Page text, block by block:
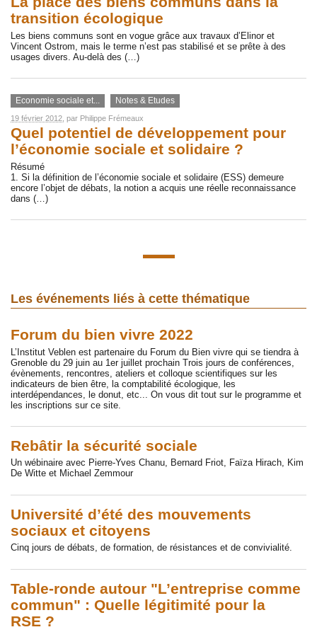
transition écologique
Les biens communs sont en vogue grâce aux travaux d’Elinor et
Vincent Ostrom, mais le terme n’est pas stabilisé et se prête à des
usages divers. Au-delà des (…)
Economie sociale et... Notes & Etudes
19 février 2012, par Philippe Frémeaux
Quel potentiel de développement pour
l’économie sociale et solidaire ?
Résumé
1. Si la définition de l’économie sociale et solidaire (ESS) demeure
encore l’objet de débats, la notion a acquis une réelle reconnaissance
dans (…)
Les événements liés à cette thématique
Forum du bien vivre 2022
L’Institut Veblen est partenaire du Forum du Bien vivre qui se tiendra à
Grenoble du 29 juin au 1er juillet prochain Trois jours de conférences,
évènements, rencontres, ateliers et colloque scientifiques sur les
indicateurs de bien être, la comptabilité écologique, les
interdépendances, le donut, etc... On vous dit tout sur le programme et
les inscriptions sur ce site.
Rebâtir la sécurité sociale
Un wébinaire avec Pierre-Yves Chanu, Bernard Friot, Faïza Hirach, Kim
De Witte et Michael Zemmour
Université d’été des mouvements
sociaux et citoyens
Cinq jours de débats, de formation, de résistances et de convivialité.
Table-ronde autour "L’entreprise comme
commun" : Quelle légitimité pour la
RSE ?